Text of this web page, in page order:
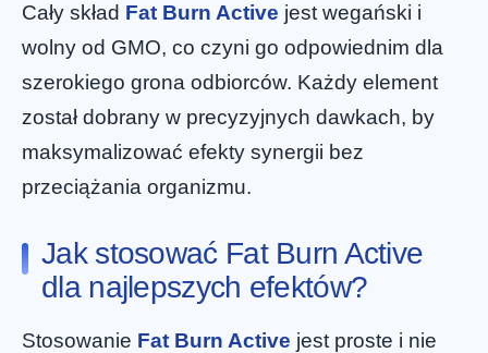
Cały skład Fat Burn Active jest wegański i
wolny od GMO, co czyni go odpowiednim dla
szerokiego grona odbiorców. Każdy element
został dobrany w precyzyjnych dawkach, by
maksymalizować efekty synergii bez
przeciążania organizmu.
Jak stosować Fat Burn Active
dla najlepszych efektów?
Stosowanie Fat Burn Active jest proste i nie